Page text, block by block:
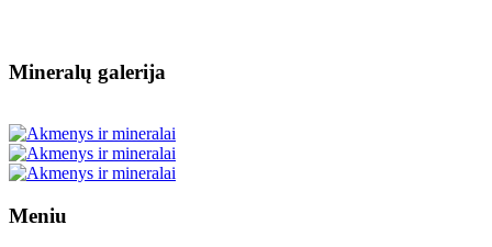
Mineralų galerija
Meniu